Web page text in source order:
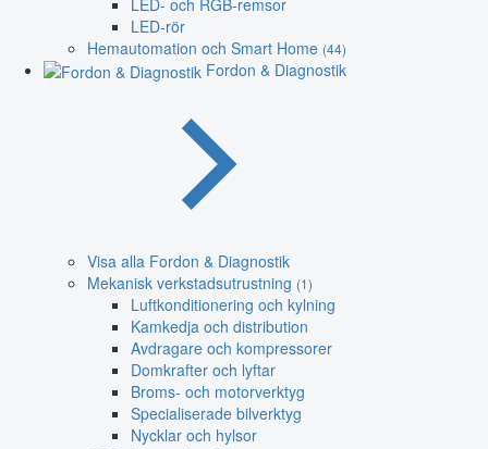
LED-rör
Hemautomation och Smart Home (44)
Fordon & Diagnostik
Visa alla Fordon & Diagnostik
Mekanisk verkstadsutrustning (1)
Luftkonditionering och kylning
Kamkedja och distribution
Avdragare och kompressorer
Domkrafter och lyftar
Broms- och motorverktyg
Specialiserade bilverktyg
Nycklar och hylsor